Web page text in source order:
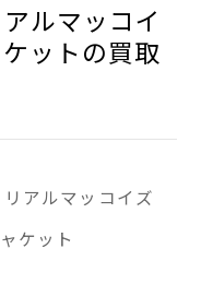
アルマッコイ
ットの買取
アルマッコイズ
ケット